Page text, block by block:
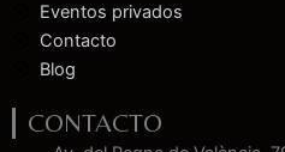
Eventos privados
Contacto
Blog
CONTACTO